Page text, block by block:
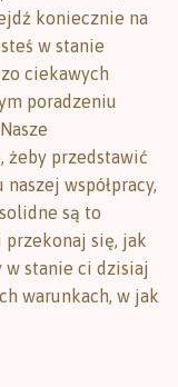
koniecznie na
w stanie
ciekawych
poradzeniu
żeby przedstawić
współpracy,
są to
przekonaj się, jak
stanie ci dzisiaj
warunkach, w jak